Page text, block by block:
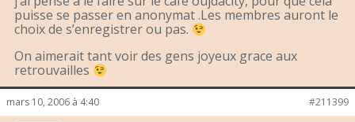
puisse se passer en anonymat .Les membres auront le
choix de s’enregistrer ou pas.
On aimerait tant voir des gens joyeux grace aux
retrouvailles
mars 10, 2006 à 4:40 #211399